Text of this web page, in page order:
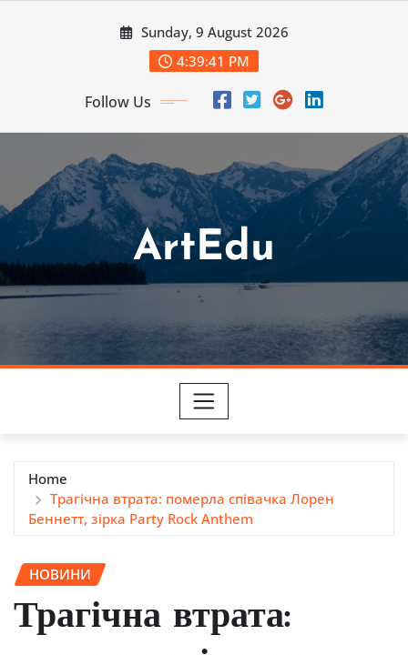
Sunday, 9 August 2026
4:39:43 PM
Follow Us
ArtEdu
Home
Трагічна втрата: померла співачка Лорен
Беннетт, зірка Party Rock Anthem
НОВИНИ
Трагічна втрата: